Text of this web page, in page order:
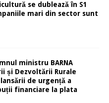
se dublează în S1
mari din sector sunt
ministru BARNA
și Dezvoltării Rurale
de urgență a
financiare la plata